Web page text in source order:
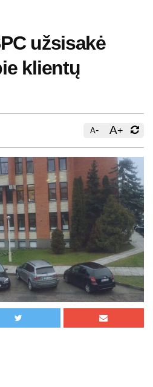
užsisakė
klientų
A- A+